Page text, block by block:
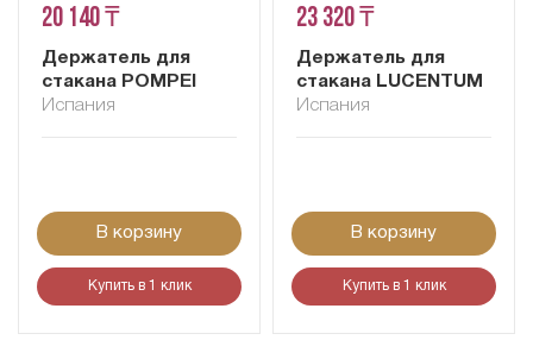
20 140 ₸
Держатель для
стакана POMPEI
Испания
В корзину
Купить в 1 клик
23 320 ₸
Держатель для
стакана LUCENTUM
Испания
В корзину
Купить в 1 клик